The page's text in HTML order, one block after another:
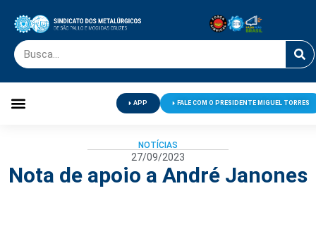
APP FALE COM O PRESIDENTE MIGUEL TORRES
NOTÍCIAS
27/09/2023
Nota de apoio a André Janones